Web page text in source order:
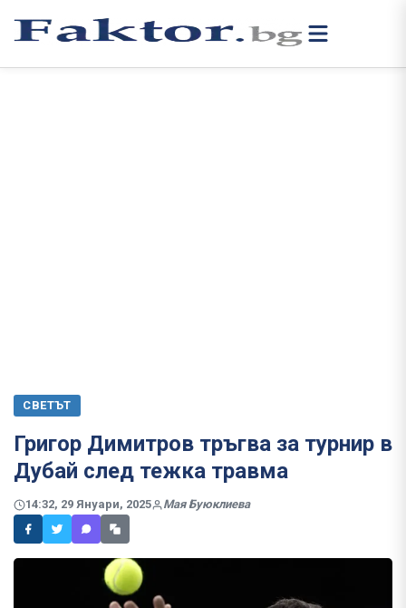
СВЕТЪТ
Григор Димитров тръгва за турнир в
Дубай след тежка травма
14:32, 29 Януари, 2025 Мая Буюклиева